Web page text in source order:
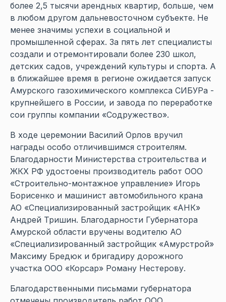
более 2,5 тысячи арендных квартир, больше, чем
в любом другом дальневосточном субъекте. Не
менее значимы успехи в социальной и
промышленной сферах. За пять лет специалисты
создали и отремонтировали более 230 школ,
детских садов, учреждений культуры и спорта. А
в ближайшее время в регионе ожидается запуск
Амурского газохимического комплекса СИБУРа -
крупнейшего в России, и завода по переработке
сои группы компании «Содружество».
В ходе церемонии Василий Орлов вручил
награды особо отличившимся строителям.
Благодарности Министерства строительства и
ЖКХ РФ удостоены производитель работ ООО
«Строительно-монтажное управление» Игорь
Борисенко и машинист автомобильного крана
АО «Специализированный застройщик «АНК»
Андрей Тришин. Благодарности Губернатора
Амурской области вручены водителю АО
«Специализированный застройщик «Амурстрой»
Максиму Бредюк и бригадиру дорожного
участка ООО «Корсар» Роману Нестерову.
Благодарственными письмами губернатора